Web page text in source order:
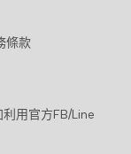
條款
用官方FB/Line